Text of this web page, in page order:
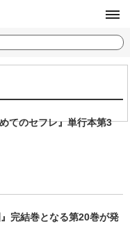
てのセフレ』単行本第3
完結巻となる第20巻が発